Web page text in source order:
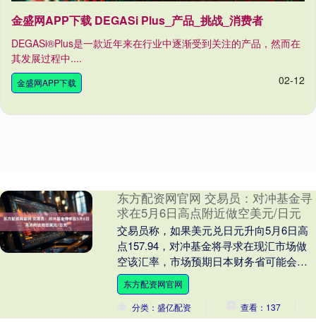
金盛网APP下载 DEGASi Plus_产品_挑战_消费者
DEGASi®Plus是一款近年来在行业中逐渐受到关注的产品，然而在
其发展过程中....
金盛网APP下载 02-12
东方配资网官网 交易员：对冲基金寻
求在5月6日高点附近做空美元/日元
交易员称，如果美元兑日元升向5月6日高
点157.94，对冲基金将寻求在现汇市场做
空该汇率，市场预期日本财务省可能会在
该水平附近进行干预。 交易员指出，美元/
日元....
东方配资网官网
分类：盛亿配资
查看：137